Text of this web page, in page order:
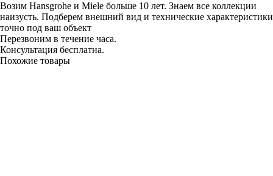
Возим Hansgrohe и Miele больше 10 лет. Знаем все коллекции
наизусть. Подберем внешний вид и технические характеристики
точно под ваш объект
Перезвоним в течение часа.
Консультация бесплатна.
Похожие товары